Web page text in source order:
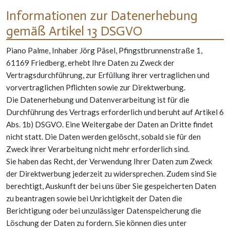
Informationen zur Datenerhebung
gemäß Artikel 13 DSGVO
Piano Palme, Inhaber Jörg Päsel, Pfingstbrunnenstraße 1,
61169 Friedberg, erhebt Ihre Daten zu Zweck der
Vertragsdurchführung, zur Erfüllung ihrer vertraglichen und
vorvertraglichen Pflichten sowie zur Direktwerbung.
Die Datenerhebung und Datenverarbeitung ist für die
Durchführung des Vertrags erforderlich und beruht auf Artikel 6
Abs. 1b) DSGVO. Eine Weitergabe der Daten an Dritte findet
nicht statt. Die Daten werden gelöscht, sobald sie für den
Zweck ihrer Verarbeitung nicht mehr erforderlich sind.
Sie haben das Recht, der Verwendung Ihrer Daten zum Zweck
der Direktwerbung jederzeit zu widersprechen. Zudem sind Sie
berechtigt, Auskunft der bei uns über Sie gespeicherten Daten
zu beantragen sowie bei Unrichtigkeit der Daten die
Berichtigung oder bei unzulässiger Datenspeicherung die
Löschung der Daten zu fordern. Sie können dies unter